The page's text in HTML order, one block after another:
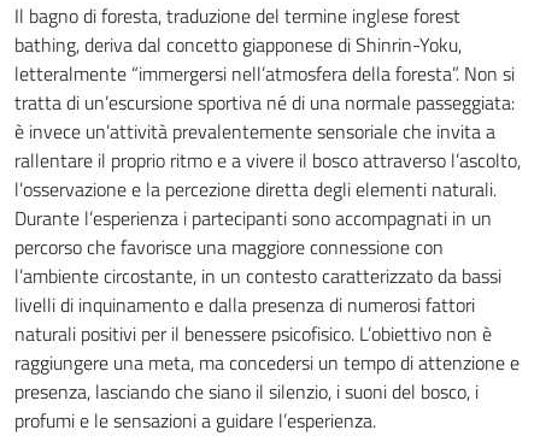
Il bagno di foresta, traduzione del termine inglese forest
bathing, deriva dal concetto giapponese di Shinrin-Yoku,
letteralmente “immergersi nell’atmosfera della foresta”. Non si
tratta di un’escursione sportiva né di una normale passeggiata:
è invece un’attività prevalentemente sensoriale che invita a
rallentare il proprio ritmo e a vivere il bosco attraverso l’ascolto,
l’osservazione e la percezione diretta degli elementi naturali.
Durante l’esperienza i partecipanti sono accompagnati in un
percorso che favorisce una maggiore connessione con
l’ambiente circostante, in un contesto caratterizzato da bassi
livelli di inquinamento e dalla presenza di numerosi fattori
naturali positivi per il benessere psicofisico. L’obiettivo non è
raggiungere una meta, ma concedersi un tempo di attenzione e
presenza, lasciando che siano il silenzio, i suoni del bosco, i
profumi e le sensazioni a guidare l’esperienza.